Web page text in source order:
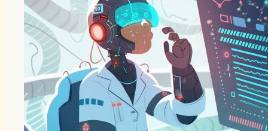
o
d
o
n
s
k
y
b
o
o
a